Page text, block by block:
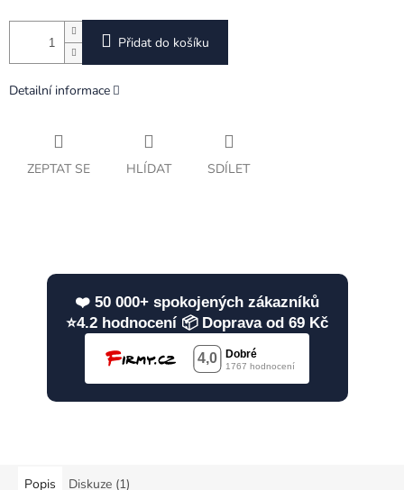
Přidat do košíku
Detailní informace
ZEPTAT SE HLÍDAT SDÍLET
❤️ 50 000+ spokojených zákazníků
⭐4.2 hodnocení 📦 Doprava od 69 Kč
Popis Diskuze (1)